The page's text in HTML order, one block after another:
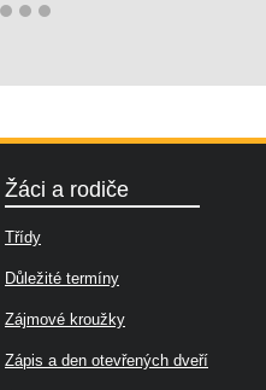
Žáci a rodiče
Třídy
Důležité termíny
Zájmové kroužky
Zápis a den otevřených dveří